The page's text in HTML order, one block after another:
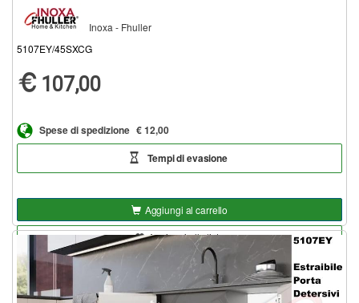
Inoxa - Fhuller
5107EY/45SXCG
107,00
Spese di spedizione € 12,00
Tempi di evasione
Aggiungi al carrello
Aggiungi alla lista